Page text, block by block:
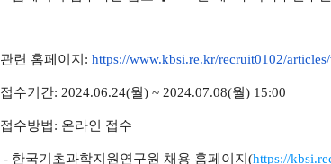
관련 홈페이지: https://www.kbsi.re.kr/recruit0102/
접수기간: 2024.06.24(월) ~ 2024.07.08(월) 15:00
접수방법: 온라인 접수
- 한국기초과학지원연구원 채용 홈페이지(https://